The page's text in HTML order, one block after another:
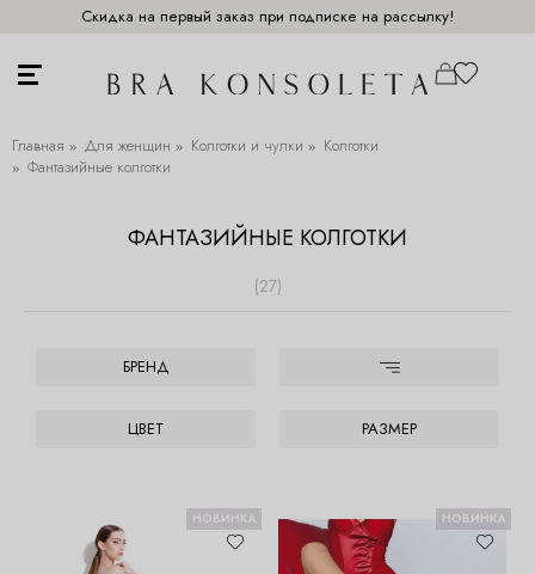
Скидка на первый заказ при подписке на рассылку!
Главная Для женщин Колготки и чулки
Колготки
Фантазийные колготки
ФАНТАЗИЙНЫЕ КОЛГОТКИ
(27)
БРЕНД
ЦВЕТ РАЗМЕР
НОВИНКА НОВИНКА